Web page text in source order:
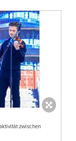
zwischen